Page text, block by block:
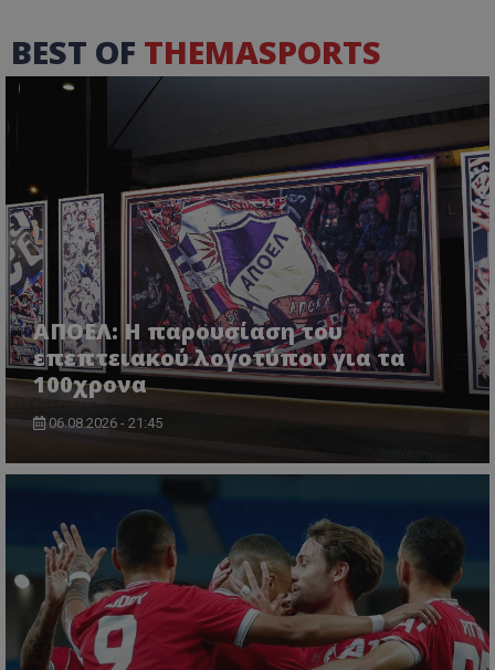
BEST OF THEMASPORTS
ΑΠΟΕΛ: Η παρουσίαση του
επεπτειακού λογοτύπου για τα
100χρονα
06.08.2026 - 21:45